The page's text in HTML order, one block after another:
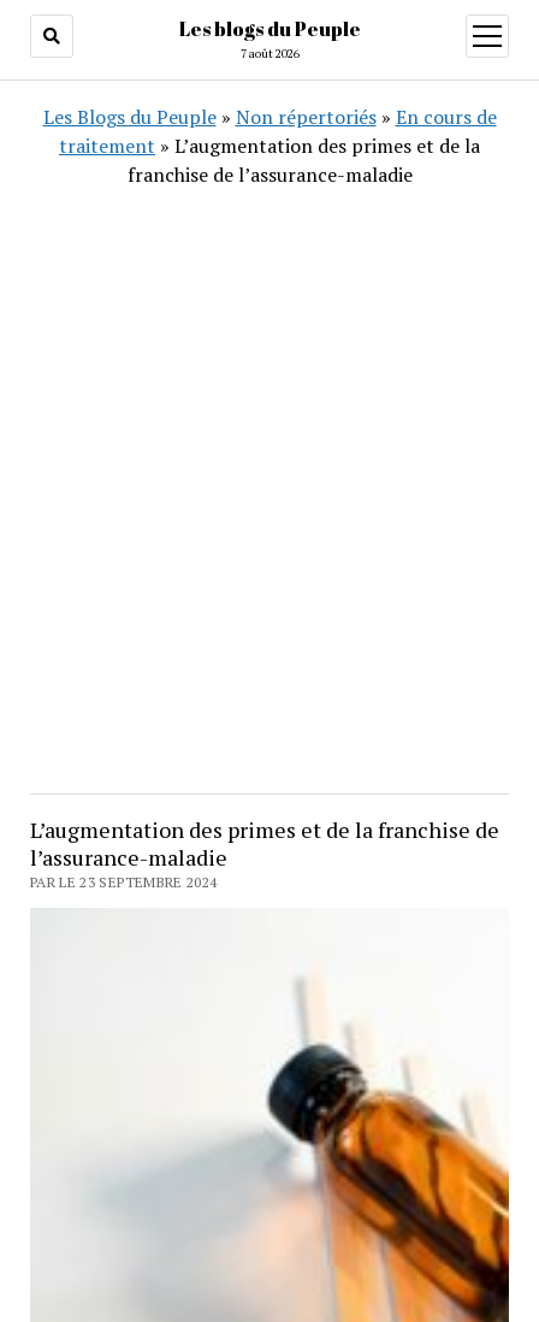
Les blogs du Peuple
7 août 2026
ouvrir
menu
Les Blogs du Peuple» Non répertoriés» En cours de
traitement » L’augmentation des primes et de la
franchise de l’assurance-maladie
L’augmentation des primes et de la franchise de
l’assurance-maladie
PAR LE 23 SEPTEMBRE 2024